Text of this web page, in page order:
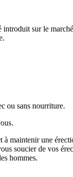
sur le
ou sans nourriture.
une
soucier de vos
hommes.